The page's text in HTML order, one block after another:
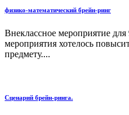
физико-математический брейн-ринг
Внеклассное мероприятие
мероприятия хотелось
предмету....
Сценарий брейн-ринга.